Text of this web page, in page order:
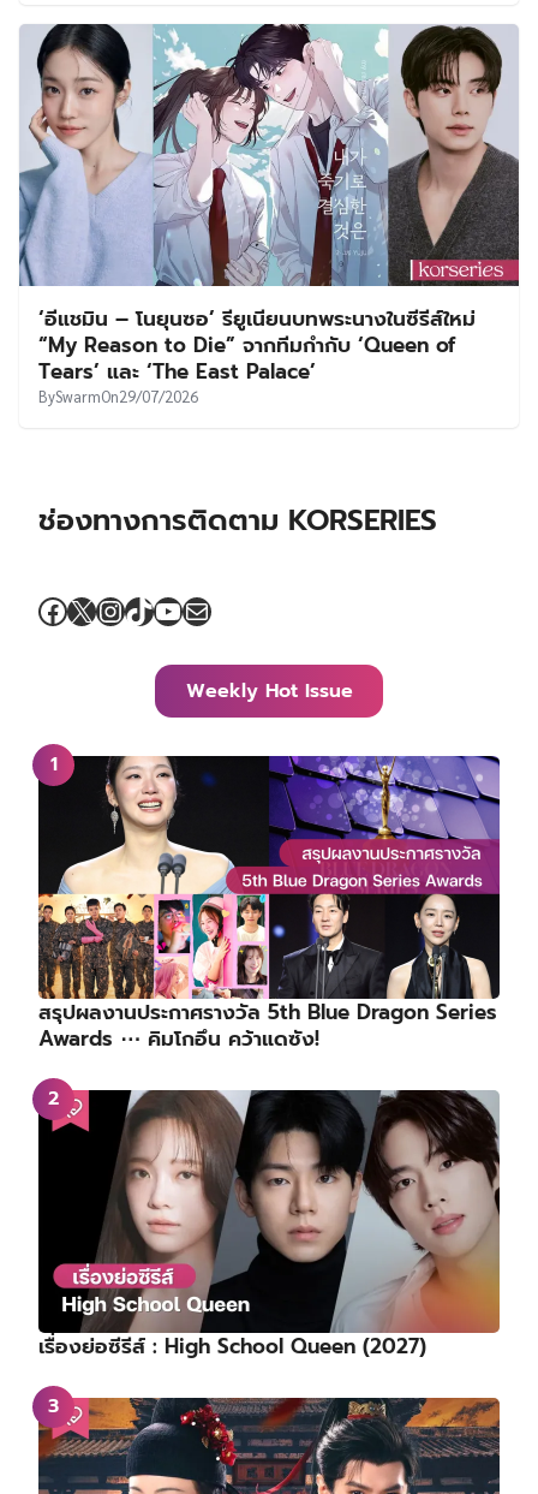
‘อีแชมิน – โนยุนซอ’ รียูเนียนบทพระนางในซีรีส์ใหม่
“My Reason to Die” จากทีมกำกับ ‘Queen of
Tears’ และ ‘The East Palace’
BySwarmOn29/07/2026
ช่องทางการติดตาม KORSERIES
Facebook
X Instagram
TikTok
YouTube
Mail
Weekly Hot Issue
สรุปผลงานประกาศรางวัล 5th Blue Dragon Series
Awards ⋯ คิมโกอึน คว้าแดซัง!
เรื่องย่อซีรีส์ : High School Queen (2027)